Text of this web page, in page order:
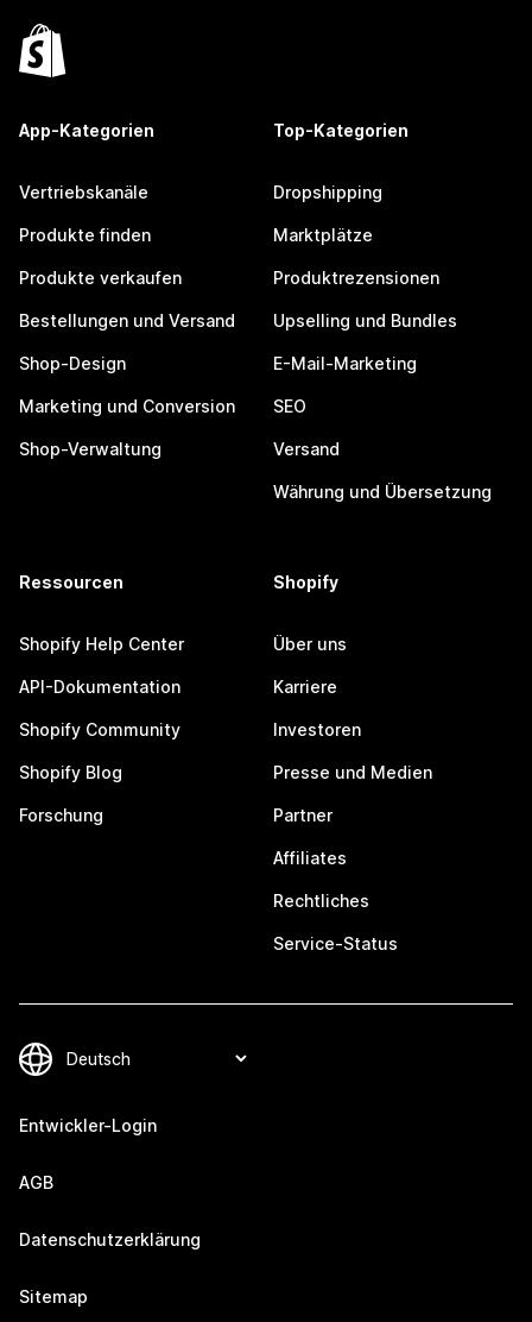
App-Kategorien
Vertriebskanäle
Produkte finden
Produkte verkaufen
Bestellungen und Versand
Shop-Design
Marketing und Conversion
Shop-Verwaltung
Top-Kategorien
Dropshipping
Marktplätze
Produktrezensionen
Upselling und Bundles
E-Mail-Marketing
SEO
Versand
Währung und Übersetzung
Ressourcen
Shopify Help Center
API-Dokumentation
Shopify Community
Shopify Blog
Forschung
Shopify
Über uns
Karriere
Investoren
Presse und Medien
Partner
Affiliates
Rechtliches
Service-Status
Entwickler-Login
AGB
Datenschutzerklärung
Sitemap